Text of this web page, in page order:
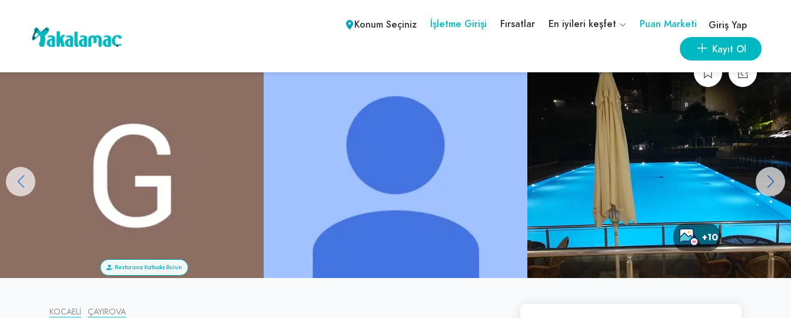
Konum Seçiniz İşletme Girişi Fırsatlar En iyileri keşfet Puan Marketi
Giriş Yap
Kayıt Ol
+10
Restorana Katkıda Bulun
KOCAELI ÇAYIROVA